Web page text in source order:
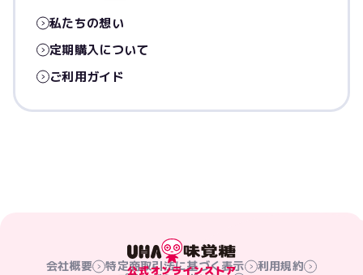
私たちの想い
定期購入について
ご利用ガイド
会社概要 特定商取引法に基づく表示
利用規約